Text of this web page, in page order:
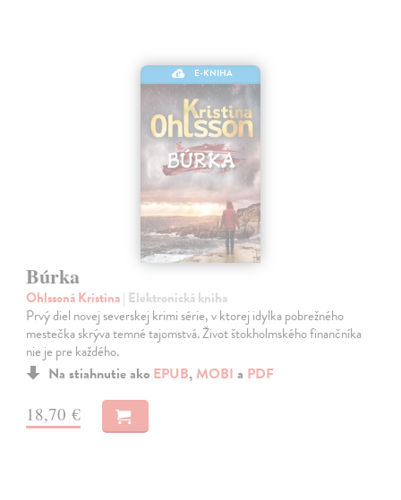
E-KNIHA
Búrka
Ohlssoná Kristina| Elektronická kniha
Prvý diel novej severskej krimi série, v ktorej idylka pobrežného
mestečka skrýva temné tajomstvá. Život štokholmského finančníka
nie je pre každého.
Na stiahnutie ako EPUB, MOBI a PDF
18,70 €